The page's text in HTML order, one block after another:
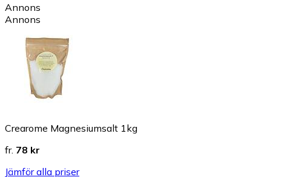
Annons
Annons
Crearome Magnesiumsalt 1kg
fr. 78 kr
Jämför alla priser